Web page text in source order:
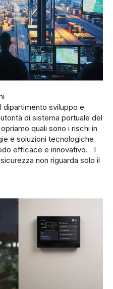
sviluppo e
di sistema portuale del
quali sono i rischi in
e soluzioni tecnologiche
efficace e innovativo. I
non riguarda solo il